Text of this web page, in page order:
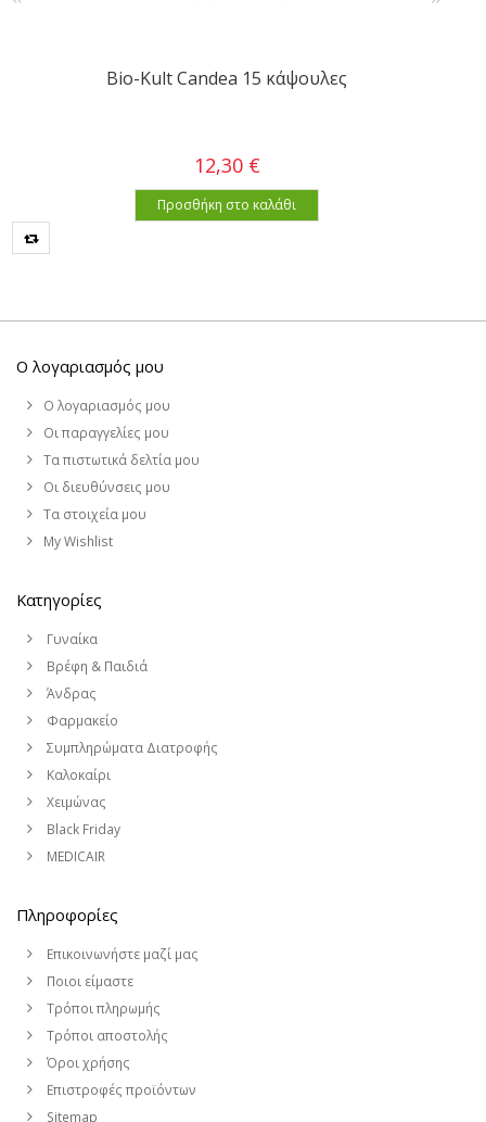
Bio-Kult Candea 15 κάψουλες
12,30 €
Προσθήκη στο καλάθι
Ο λογαριασμός μου
Ο λογαριασμός μου
Οι παραγγελίες μου
Τα πιστωτικά δελτία μου
Οι διευθύνσεις μου
Τα στοιχεία μου
My Wishlist
Κατηγορίες
Γυναίκα
Βρέφη & Παιδιά
Άνδρας
Φαρμακείο
Συμπληρώματα Διατροφής
Καλοκαίρι
Χειμώνας
Black Friday
MEDICAIR
Πληροφορίες
Επικοινωνήστε μαζί μας
Ποιοι είμαστε
Τρόποι πληρωμής
Τρόποι αποστολής
Όροι χρήσης
Επιστροφές προϊόντων
Sitemap